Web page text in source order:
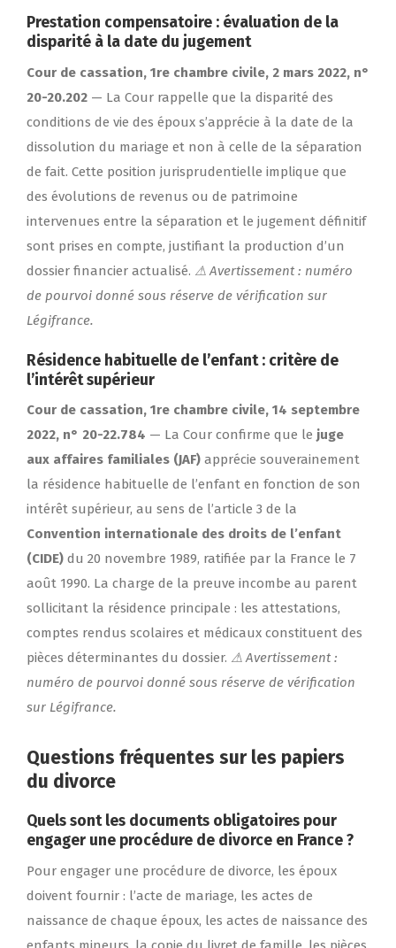
Prestation compensatoire : évaluation de la
disparité à la date du jugement
Cour de cassation, 1re chambre civile, 2 mars 2022, n°
20-20.202 — La Cour rappelle que la disparité des
conditions de vie des époux s’apprécie à la date de la
dissolution du mariage et non à celle de la séparation
de fait. Cette position jurisprudentielle implique que
des évolutions de revenus ou de patrimoine
intervenues entre la séparation et le jugement définitif
sont prises en compte, justifiant la production d’un
dossier financier actualisé. ⚠ Avertissement : numéro
de pourvoi donné sous réserve de vérification sur
Légifrance.
Résidence habituelle de l’enfant : critère de
l’intérêt supérieur
Cour de cassation, 1re chambre civile, 14 septembre
2022, n° 20-22.784 — La Cour confirme que le juge
aux affaires familiales (JAF) apprécie souverainement
la résidence habituelle de l’enfant en fonction de son
intérêt supérieur, au sens de l’article 3 de la
Convention internationale des droits de l’enfant
(CIDE) du 20 novembre 1989, ratifiée par la France le 7
août 1990. La charge de la preuve incombe au parent
sollicitant la résidence principale : les attestations,
comptes rendus scolaires et médicaux constituent des
pièces déterminantes du dossier. ⚠ Avertissement :
numéro de pourvoi donné sous réserve de vérification
sur Légifrance.
Questions fréquentes sur les papiers
du divorce
Quels sont les documents obligatoires pour
engager une procédure de divorce en France ?
Pour engager une procédure de divorce, les époux
doivent fournir : l’acte de mariage, les actes de
naissance de chaque époux, les actes de naissance des